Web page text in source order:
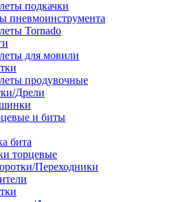
подкачки
пневмоинструмента
Tornado
для мовили
продувочные
Дрели
и биты
бита
торцевые
Переходники